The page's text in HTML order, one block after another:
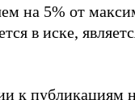
на 5% от
в иске,
к публикациям